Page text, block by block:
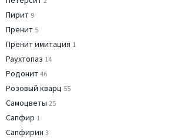
Пирит 9
Пренит 5
Пренит имитация 1
Раухтопаз 14
Родонит 46
Розовый кварц 55
Самоцветы 25
Сапфир 1
Сапфирин 3